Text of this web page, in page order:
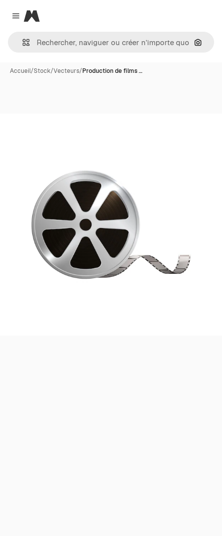
Close menu
Magnific
Accueil/Stock/Vecteurs/Production de films …